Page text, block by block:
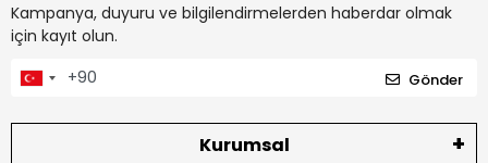
Kampanya, duyuru ve bilgilendirmelerden haberdar olmak
için kayıt olun.
Gönder
Kurumsal